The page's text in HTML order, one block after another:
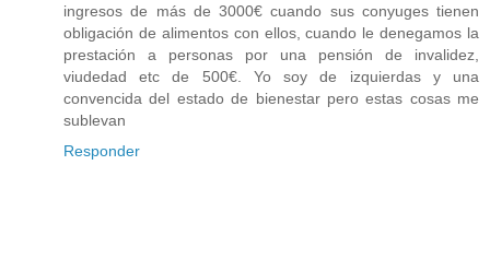
ingresos de más de 3000€ cuando sus conyuges tienen
obligación de alimentos con ellos, cuando le denegamos la
prestación a personas por una pensión de invalidez,
viudedad etc de 500€. Yo soy de izquierdas y una
convencida del estado de bienestar pero estas cosas me
sublevan
Responder